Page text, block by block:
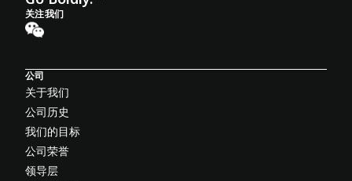
关注我们
公司
关于我们
公司历史
我们的目标
公司荣誉
领导层